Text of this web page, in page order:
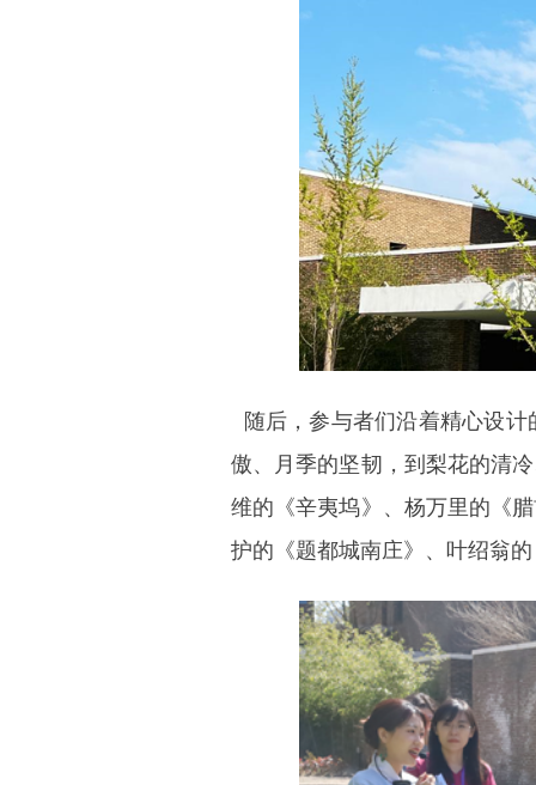
随后，参与者们沿着精心设
傲、月季的坚韧，到梨花的清
维的《辛夷坞》、杨万里的《
护的《题都城南庄》、叶绍翁